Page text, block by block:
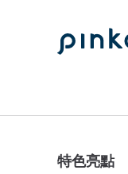
特色亮點